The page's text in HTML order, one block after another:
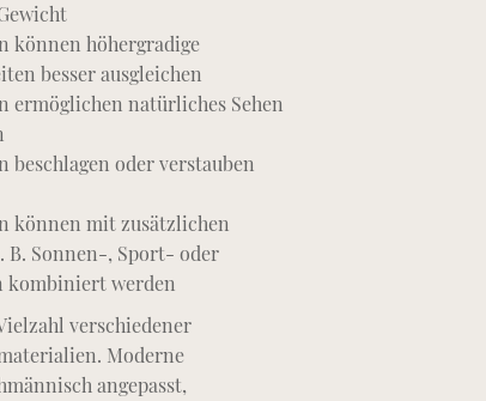
können höhergradige
besser ausgleichen
ermöglichen natürliches Sehen
beschlagen oder verstauben
können mit zusätzlichen
B. Sonnen-, Sport- oder
kombiniert werden
verschiedener
Moderne
angepasst,